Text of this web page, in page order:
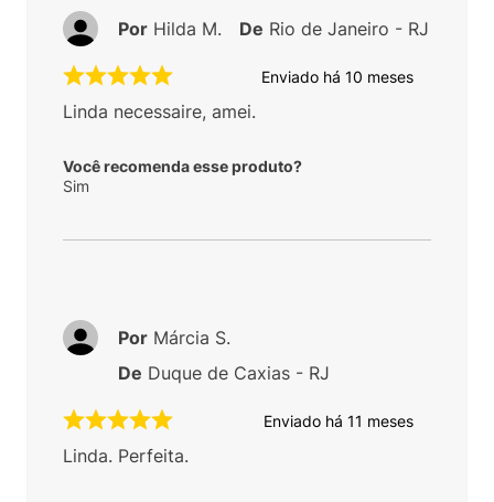
Enviado há 10 meses
Linda necessaire, amei.
Você recomenda esse produto?
Sim
Por Hilda M. De Rio de Janeiro - RJ
Enviado há 11 meses
Linda. Perfeita.
Por Márcia S.
De Duque de Caxias - RJ